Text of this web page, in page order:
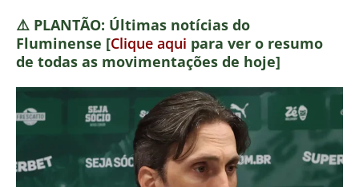
⚠️ PLANTÃO: Últimas notícias do
Fluminense [Clique aqui para ver o resumo
de todas as movimentações de hoje]